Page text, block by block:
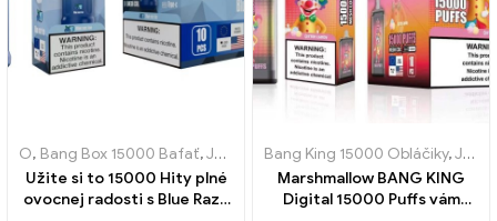
O, Bang Box 15000 Bafať,Jednorazové elektronické cigarety Švédsko
Užite si to 15000 Hity plné
ovocnej radosti s Blue Razz
Bang King 15000 Obláčiky,Jednorazové elektronické cigarety Švédsko
Marshmallow BANG KING
Digital 15000 Puffs vám